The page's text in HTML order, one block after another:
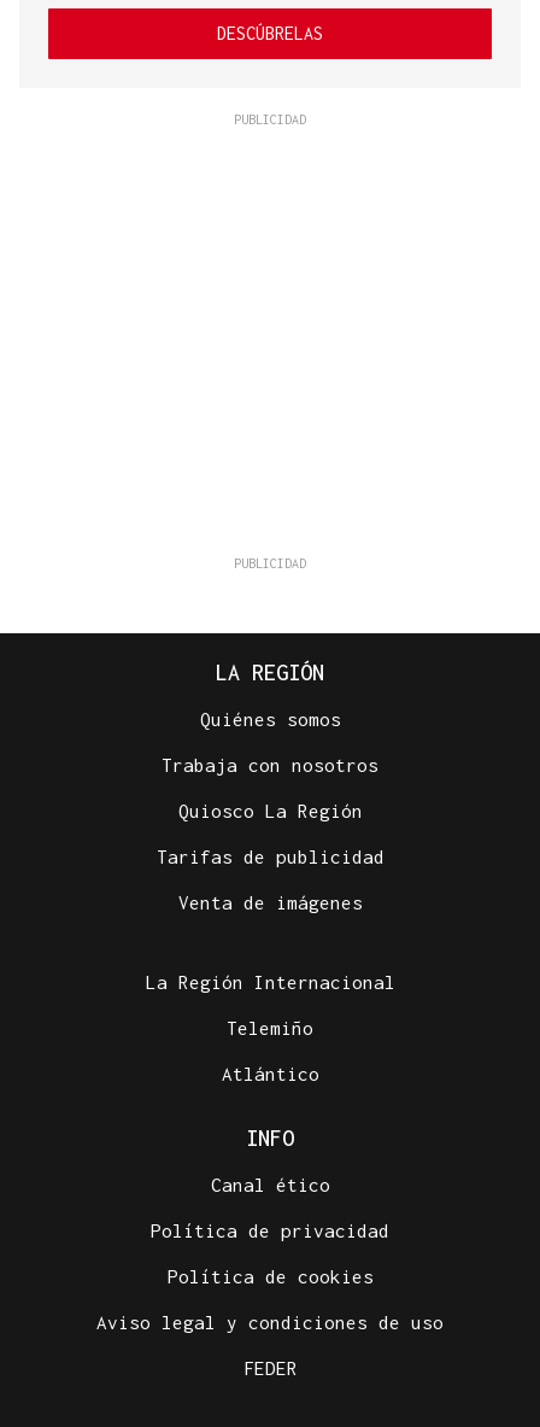
DESCÚBRELAS
LA REGIÓN
Quiénes somos
Trabaja con nosotros
Quiosco La Región
Tarifas de publicidad
Venta de imágenes
La Región Internacional
Telemiño
Atlántico
INFO
Canal ético
Política de privacidad
Política de cookies
Aviso legal y condiciones de uso
FEDER